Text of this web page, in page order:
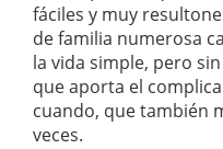
fáciles y muy
de familia numerosa
la vida simple, pero
que aporta el
cuando, que también
veces.